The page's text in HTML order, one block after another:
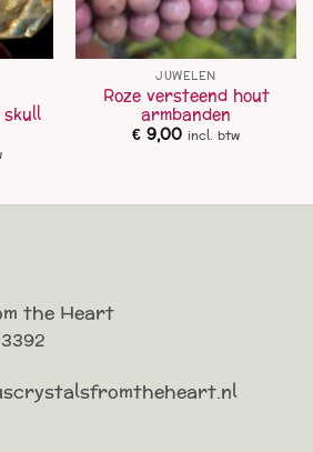
JUWELEN
Roze versteend hout
armbanden
€ 9,00 incl. btw
the Heart